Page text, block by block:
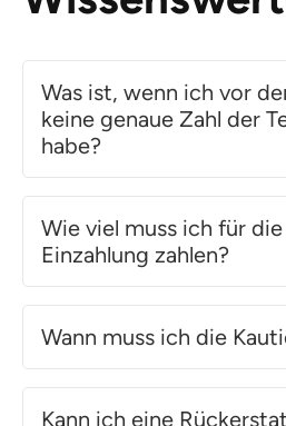
Was ist, wenn ich vor
keine genaue Zahl der
habe?
Wie viel muss ich für
Einzahlung zahlen?
Wann muss ich die
Kann ich eine